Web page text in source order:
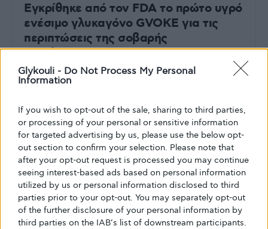
Glykouli - Do Not Process My Personal
Information
If you wish to opt-out of the sale, sharing to third parties,
or processing of your personal or sensitive information
for targeted advertising by us, please use the below opt-
out section to confirm your selection. Please note that
after your opt-out request is processed you may continue
seeing interest-based ads based on personal information
utilized by us or personal information disclosed to third
parties prior to your opt-out. You may separately opt-out
of the further disclosure of your personal information by
third parties on the IAB’s list of downstream participants.
Εγκρίθηκε από τον FDA το πρώτο υγρό
ενέσιμο γλυκαγόνο GVOKE για τις
περιπτώσεις της σοβαρής
υπογλυκαιμίας
Η Xeris Pharmaceuticals ανακοίνωσε με δελτίο τύπου ότι
ΑΠΌ GLYKOULI 11 ΣΕΠΤΕΜΒΡΊΟΥ, 2019